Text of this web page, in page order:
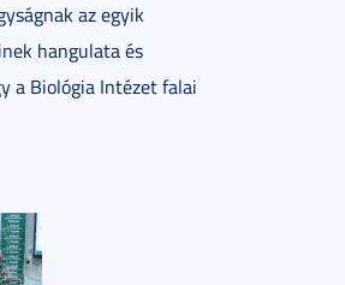
az egyik
hangulata és
a Biológia Intézet falai